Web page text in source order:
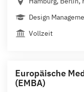
Design
Vollzeit
Europäische
(EMBA)